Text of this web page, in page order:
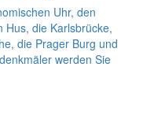
Uhr, den
Hus, die Karlsbrücke,
die Prager Burg und
werden Sie